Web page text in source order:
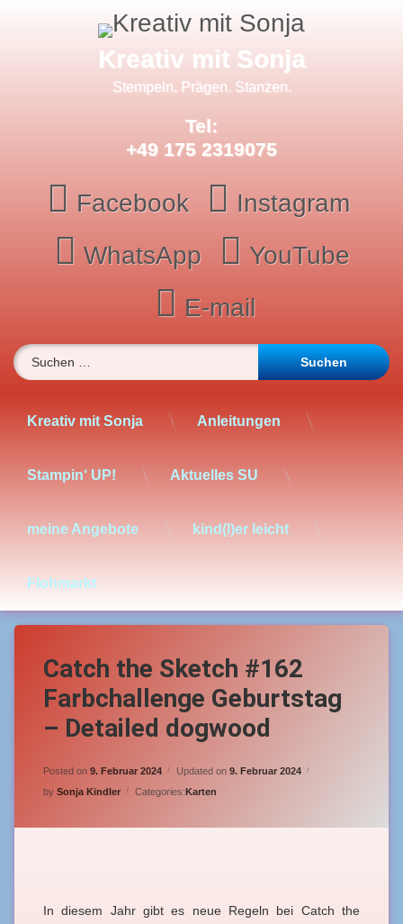
Kreativ mit Sonja
Stempeln. Prägen. Stanzen.
Tel:
+49 175 2319075
Facebook
Instagram
WhatsApp
YouTube
E-mail
Suchen nach:
Kreativ mit Sonja Anleitungen
Stampin‘ UP! Aktuelles SU
meine Angebote kind(l)er leicht
Flohmarkt
Catch the Sketch #162
Farbchallenge Geburtstag
– Detailed dogwood
Posted on 9. Februar 2024 Updated on 9. Februar 2024
by Sonja Kindler Categories:Karten
In diesem Jahr gibt es neue Regeln bei Catch the